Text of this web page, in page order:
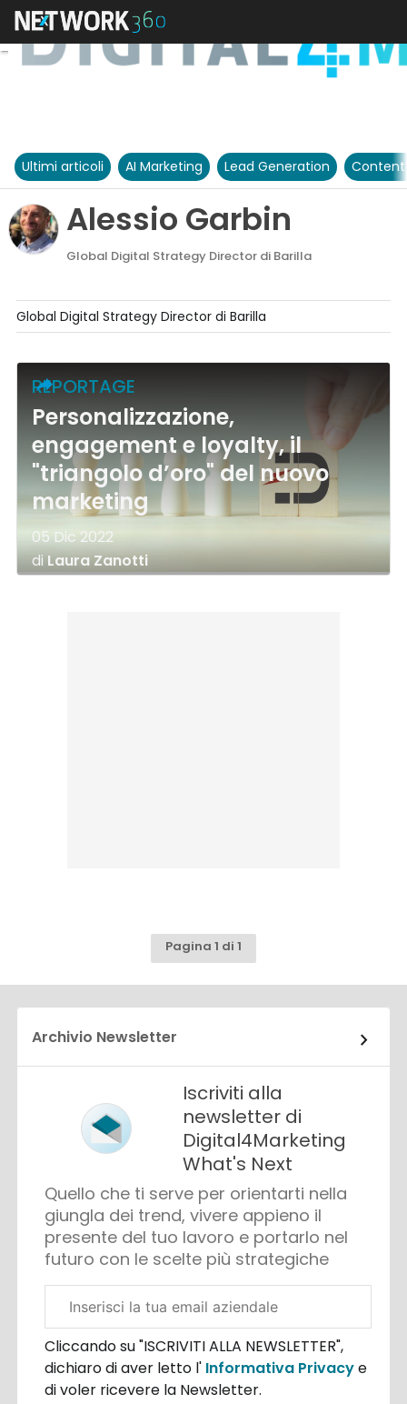
Ultimi articoli AI Marketing Lead Generation
Alessio Garbin
Global Digital Strategy Director di Barilla
Global Digital Strategy Director di Barilla
REPORTAGE
Personalizzazione,
engagement e loyalty, il
"triangolo d’oro" del nuovo
marketing
05 Dic 2022
diLaura Zanotti
Pagina 1 di 1
Archivio Newsletter
Iscriviti alla
newsletter di
Digital4Marketing
What's Next
Quello che ti serve per orientarti nella
giungla dei trend, vivere appieno il
presente del tuo lavoro e portarlo nel
futuro con le scelte più strategiche
aziendale
Cliccando su "ISCRIVITI ALLA NEWSLETTER",
dichiaro di aver letto l' Informativa Privacye
di voler ricevere la Newsletter.